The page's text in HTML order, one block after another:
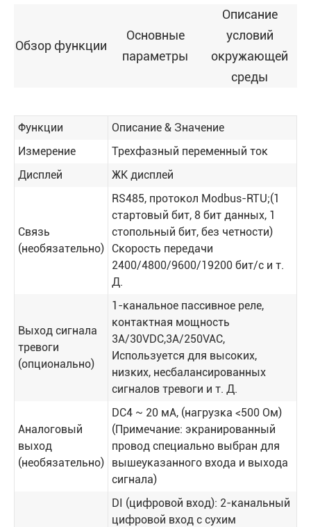
Обзор функции
Основные
параметры
Описание
условий
окружающей
среды
Функции
Описание & Значение
Измерение
Трехфазный переменный ток
Дисплей
ЖК дисплей
Связь
(необязательно)
RS485, протокол Modbus-RTU;(1
стартовый бит, 8 бит данных, 1
стопольный бит, без четности)
Скорость передачи
2400/4800/9600/19200 бит/с и т.
Д.
Выход сигнала
тревоги
(опционально)
1-канальное пассивное реле,
контактная мощность
3A/30VDC,3A/250VAC,
Используется для высоких,
низких, несбалансированных
сигналов тревоги и т. Д.
Аналоговый
выход
(необязательно)
DC4 ~ 20 мА, (нагрузка <500 Ом)
(Примечание: экранированный
провод специально выбран для
вышеуказанного входа и выхода
сигнала)
DI (цифровой вход): 2-канальный
цифровой вход с сухим